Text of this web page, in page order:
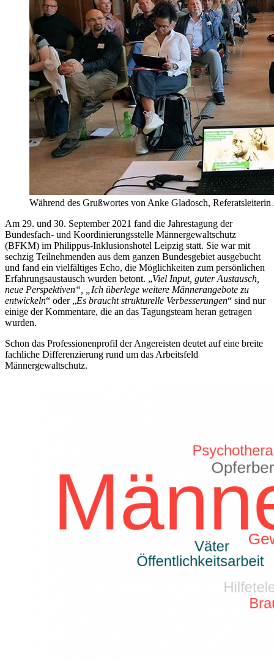
Während des Grußwortes von Anke Gladosch,
Am 29. und 30. September 2021 fand die Jahrestagung der
Bundesfach- und Koordinierungsstelle Männergewaltschutz
(BFKM) im Philippus-Inklusionshotel Leipzig statt. Sie war mit
sechzig Teilnehmenden aus dem ganzen Bundesgebiet ausgebucht
und fand ein vielfältiges Echo, die Möglichkeiten zum persönlichen
Erfahrungsaustausch wurden betont. „Viel Input, guter Austausch,
neue Perspektiven“, „Ich überlege weitere Männerangebote zu
entwickeln“ oder „Es braucht strukturelle Verbesserungen“ sind nur
einige der Kommentare, die an das Tagungsteam heran getragen
wurden.
Schon das Professionenprofil der Angereisten deutet auf eine breite
fachliche Differenzierung rund um das Arbeitsfeld
Männergewaltschutz.